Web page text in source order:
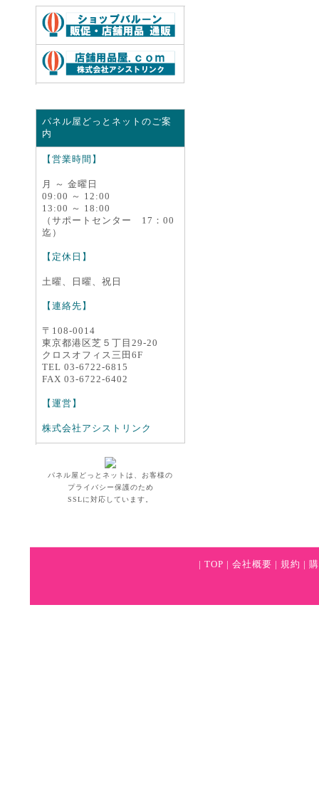
パネル屋どっとネットのご案
内
【営業時間】
月 ～ 金曜日
09:00 ～ 12:00
13:00 ～ 18:00
（サポートセンター 17：00
迄）
【定休日】
土曜、日曜、祝日
【連絡先】
〒108-0014
東京都港区芝５丁目29-20
クロスオフィス三田6F
TEL 03-6722-6815
FAX 03-6722-6402
【運営】
株式会社アシストリンク
パネル屋どっとネットは、お客様の
プライバシー保護のため
SSLに対応しています。
| TOP | 会社概要 | 規約 |